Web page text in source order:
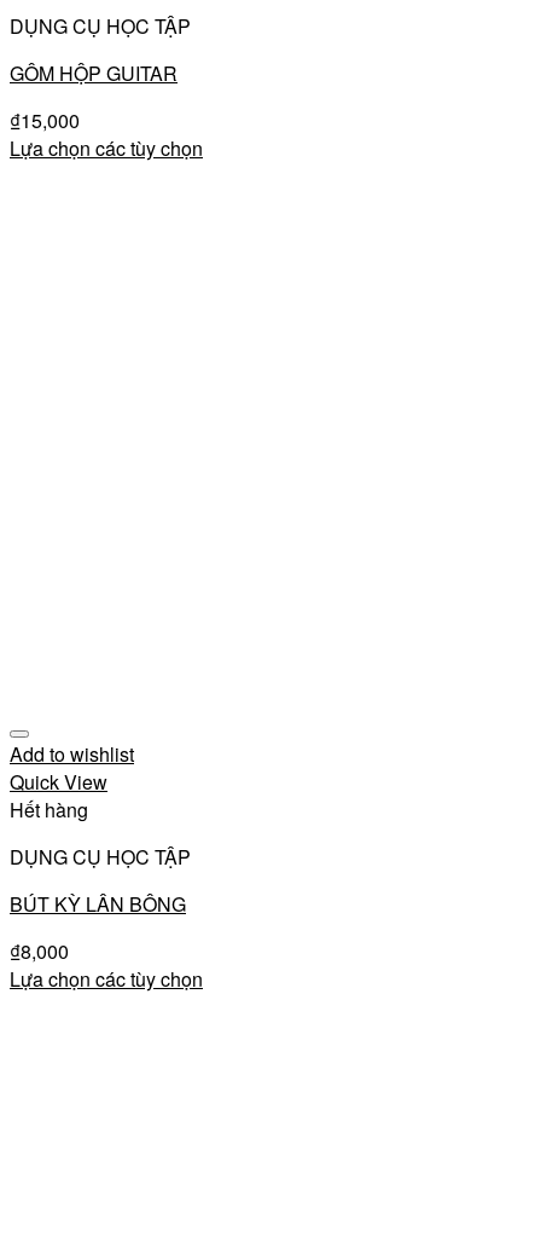
DỤNG CỤ HỌC TẬP
GÔM HỘP GUITAR
₫15,000
Lựa chọn các tùy chọn
Add to wishlist
Quick View
Hết hàng
DỤNG CỤ HỌC TẬP
BÚT KỲ LÂN BÔNG
₫8,000
Lựa chọn các tùy chọn